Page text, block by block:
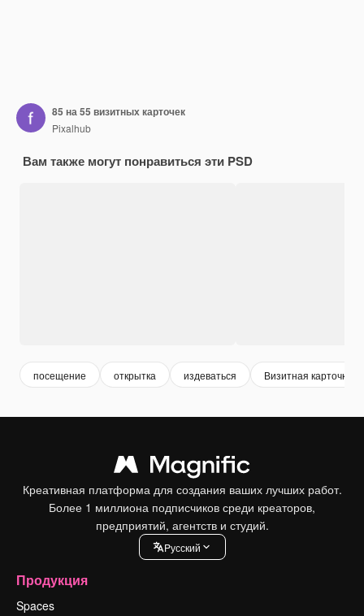
85 на 55 визитных карточек
Pixalhub
Вам также могут понравиться эти PSD
посещение открытка издеваться Визитная карточка
Креативная платформа для создания ваших лучших работ.
Более 1 миллиона подписчиков среди креаторов,
предприятий, агентств и студий.
Pусский
Продукция
Spaces